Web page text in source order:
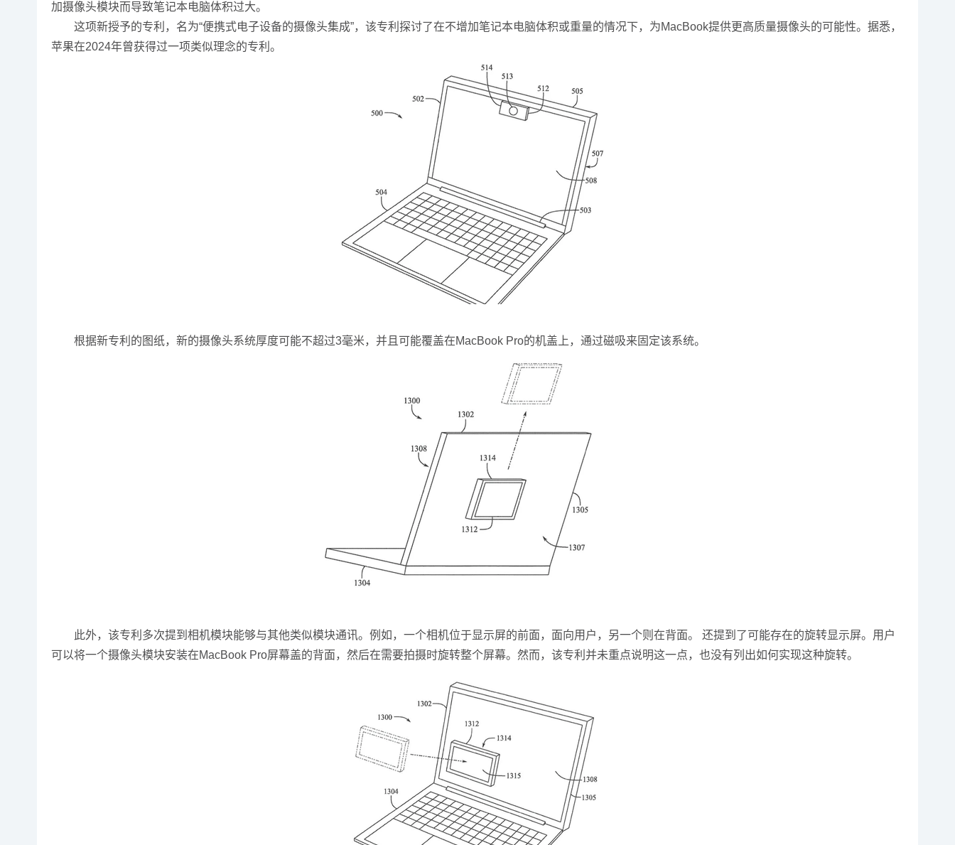
加摄像头模块而导致笔记本电脑体积过大。
这项新授予的专利，名为“便携式电子设备的摄像头集成”，该专利探讨了在不增加笔记本电脑体积或重量的情况下，为MacBook提供更高质量摄像头的可能性。据悉，
苹果在2024年曾获得过一项类似理念的专利。
根据新专利的图纸，新的摄像头系统厚度可能不超过3毫米，并且可能覆盖在MacBook Pro的机盖上，通过磁吸来固定该系统。
此外，该专利多次提到相机模块能够与其他类似模块通讯。例如，一个相机位于显示屏的前面，面向用户，另一个则在背面。 还提到了可能存在的旋转显示屏。用户
可以将一个摄像头模块安装在MacBook Pro屏幕盖的背面，然后在需要拍摄时旋转整个屏幕。然而，该专利并未重点说明这一点，也没有列出如何实现这种旋转。